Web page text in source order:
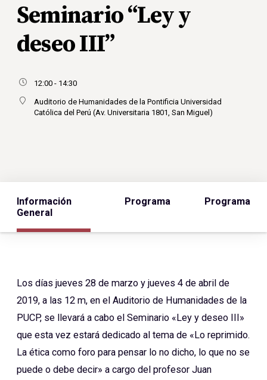
Seminario “Ley y
deseo III”
12:00 - 14:30
Auditorio de Humanidades de la Pontificia Universidad
Católica del Perú (Av. Universitaria 1801, San Miguel)
Información
General
Programa Programa
Los días jueves 28 de marzo y jueves 4 de abril de
2019, a las 12 m, en el Auditorio de Humanidades de la
PUCP, se llevará a cabo el Seminario «Ley y deseo III»
que esta vez estará dedicado al tema de «Lo reprimido.
La ética como foro para pensar lo no dicho, lo que no se
puede o debe decir» a cargo del profesor Juan